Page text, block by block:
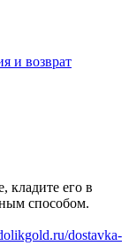
и возврат
кладите его в
способом.
dostavka-